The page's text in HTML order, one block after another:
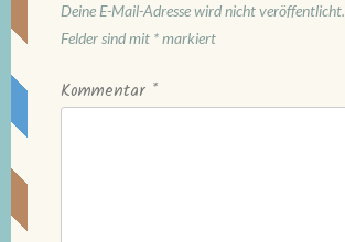
Deine E-Mail-Adresse wird nicht veröffentlicht.
Felder sind mit *markiert
Kommentar *